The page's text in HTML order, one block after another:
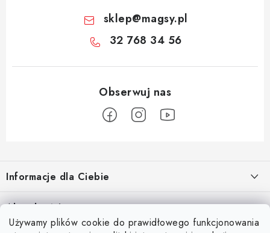
Używamy plików cookie do prawidłowego funkcjonowania
sklep@magsy.pl
32 768 34 56
o
p
Informacje dla Ciebie
O nas
Regulamin e-sklepu
Aktualności
Odkryj magię kieszeni magnetycznych